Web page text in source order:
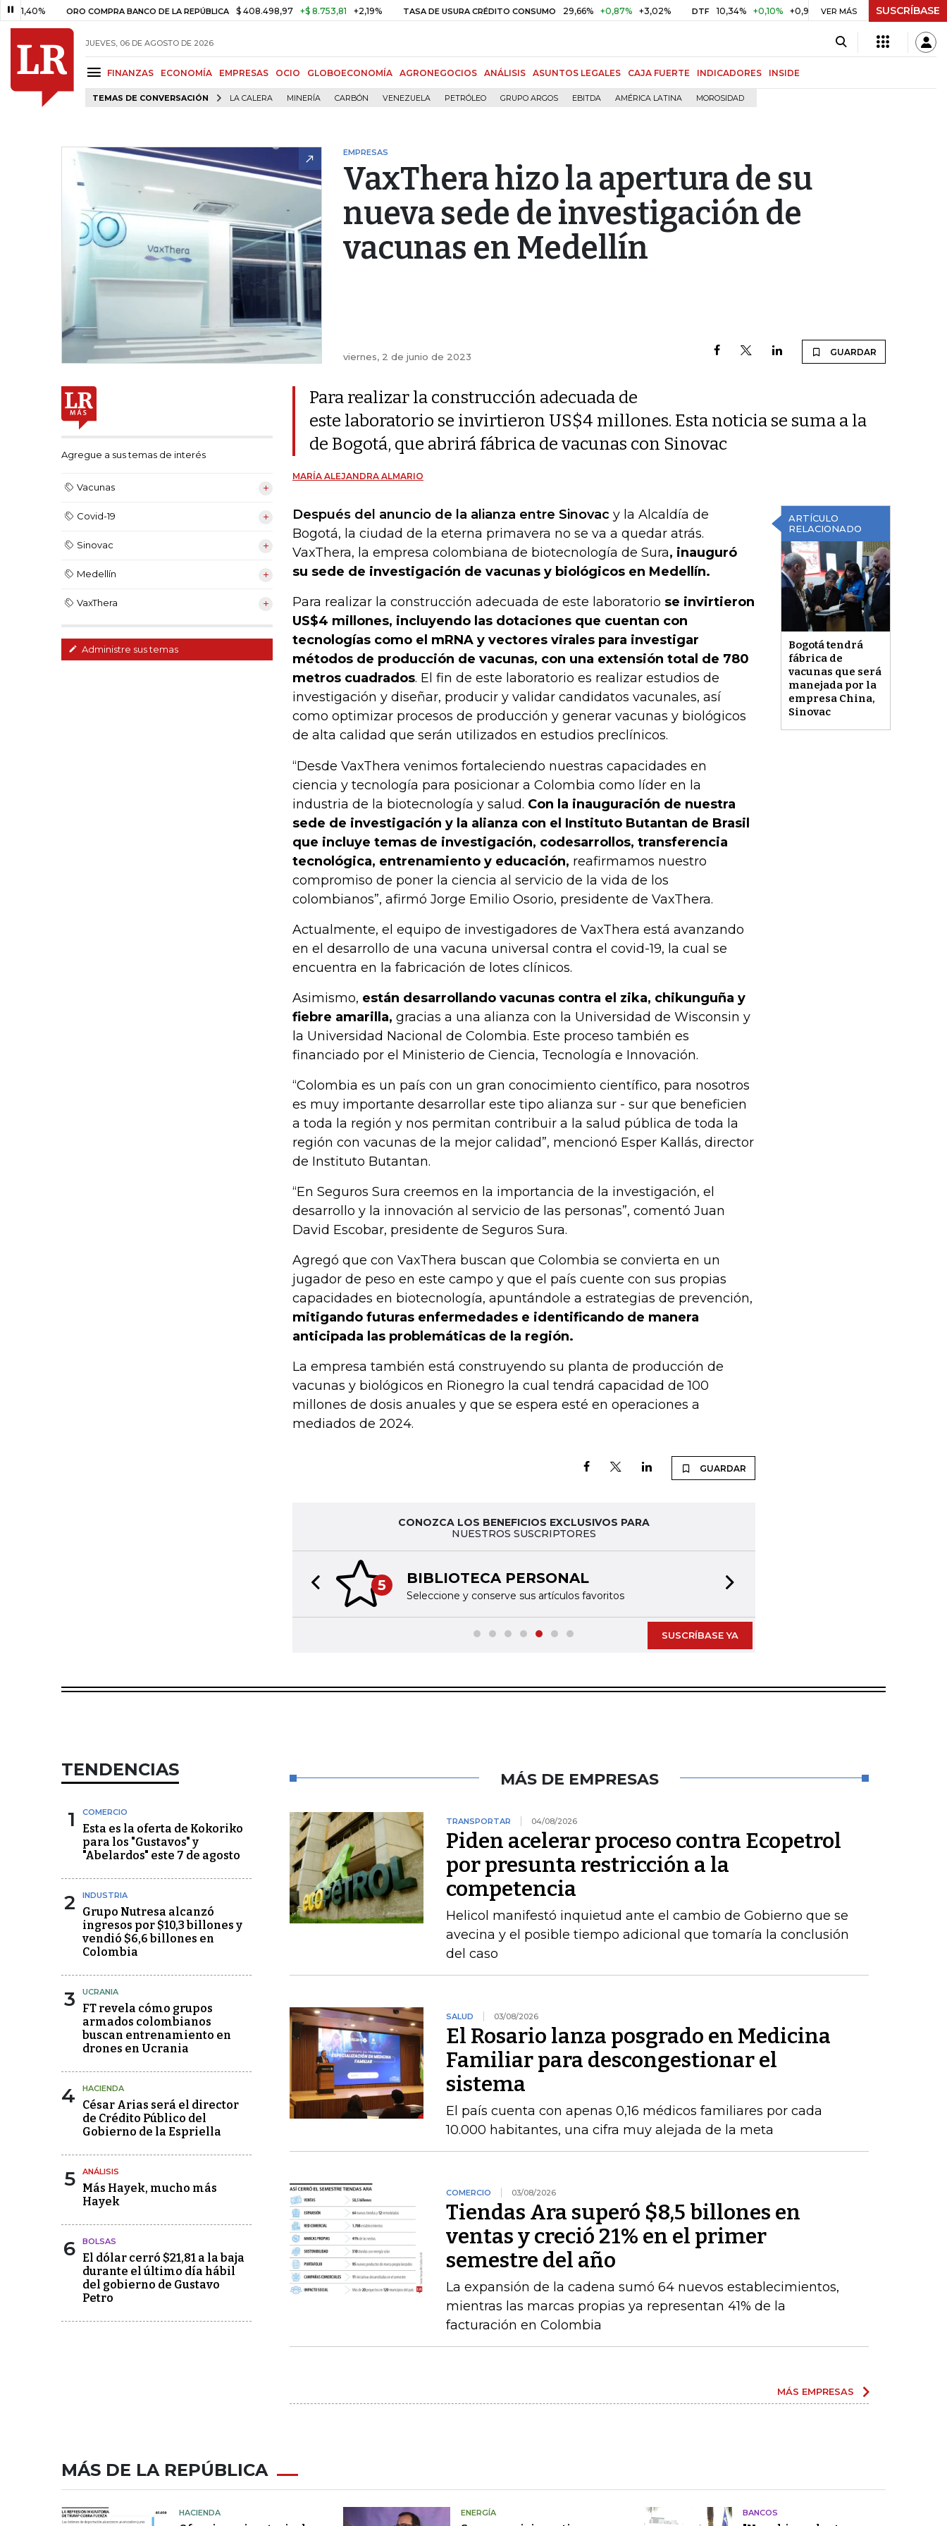
ORO COMPRA BANCO DE LA REPÚBLICA $ 408.498,97 +$ 8.753,81 +2,19% TASA DE USURA CRÉDITO CONSUMO 29,66% +0,87% +3,02% DTF 10,34% +0,10% +0,98% UVR $ 416,86 +$ 0,05 +0,01%
VER MÁS SUSCRÍBASE
JUEVES, 06 DE AGOSTO DE 2026
FINANZAS ECONOMÍA EMPRESAS OCIO GLOBOECONOMÍA AGRONEGOCIOS ANÁLISIS ASUNTOS LEGALES CAJA FUERTE INDICADORES INSIDE
TEMAS DE CONVERSACIÓN LA CALERA MINERÍA CARBÓN VENEZUELA PETRÓLEO GRUPO ARGOS EBITDA AMÉRICA LATINA MOROSIDAD
EMPRESAS
VaxThera hizo la apertura de su
nueva sede de investigación de
vacunas en Medellín
viernes, 2 de junio de 2023 GUARDAR
Agregue a sus temas de interés
Vacunas
Covid-19
Sinovac
Medellín
VaxThera
Administre sus temas
Para realizar la construcción adecuada de
este laboratorio se invirtieron US$4 millones. Esta noticia se suma a la
de Bogotá, que abrirá fábrica de vacunas con Sinovac
MARÍA ALEJANDRA ALMARIO
ARTÍCULO
RELACIONADO
Bogotá tendrá
fábrica de
vacunas que será
manejada por la
empresa China,
Sinovac
Después del anuncio de la alianza entre Sinovac y la Alcaldía de
Bogotá, la ciudad de la eterna primavera no se va a quedar atrás.
VaxThera, la empresa colombiana de biotecnología de Sura, inauguró
su sede de investigación de vacunas y biológicos en Medellín.
Para realizar la construcción adecuada de este laboratorio se invirtieron
US$4 millones, incluyendo las dotaciones que cuentan con
tecnologías como el mRNA y vectores virales para investigar
métodos de producción de vacunas, con una extensión total de 780
metros cuadrados. El fin de este laboratorio es realizar estudios de
investigación y diseñar, producir y validar candidatos vacunales, así
como optimizar procesos de producción y generar vacunas y biológicos
de alta calidad que serán utilizados en estudios preclínicos.
“Desde VaxThera venimos fortaleciendo nuestras capacidades en
ciencia y tecnología para posicionar a Colombia como líder en la
industria de la biotecnología y salud. Con la inauguración de nuestra
sede de investigación y la alianza con el Instituto Butantan de Brasil
que incluye temas de investigación, codesarrollos, transferencia
tecnológica, entrenamiento y educación, reafirmamos nuestro
compromiso de poner la ciencia al servicio de la vida de los
colombianos”, afirmó Jorge Emilio Osorio, presidente de VaxThera.
Actualmente, el equipo de investigadores de VaxThera está avanzando
en el desarrollo de una vacuna universal contra el covid-19, la cual se
encuentra en la fabricación de lotes clínicos.
Asimismo, están desarrollando vacunas contra el zika, chikunguña y
fiebre amarilla, gracias a una alianza con la Universidad de Wisconsin y
la Universidad Nacional de Colombia. Este proceso también es
financiado por el Ministerio de Ciencia, Tecnología e Innovación.
“Colombia es un país con un gran conocimiento científico, para nosotros
es muy importante desarrollar este tipo alianza sur - sur que beneficien
a toda la región y nos permitan contribuir a la salud pública de toda la
región con vacunas de la mejor calidad”, mencionó Esper Kallás, director
de Instituto Butantan.
“En Seguros Sura creemos en la importancia de la investigación, el
desarrollo y la innovación al servicio de las personas”, comentó Juan
David Escobar, presidente de Seguros Sura.
Agregó que con VaxThera buscan que Colombia se convierta en un
jugador de peso en este campo y que el país cuente con sus propias
capacidades en biotecnología, apuntándole a estrategias de prevención,
mitigando futuras enfermedades e identificando de manera
anticipada las problemáticas de la región.
La empresa también está construyendo su planta de producción de
vacunas y biológicos en Rionegro la cual tendrá capacidad de 100
millones de dosis anuales y que se espera esté en operaciones a
mediados de 2024.
GUARDAR
CONOZCA LOS BENEFICIOS EXCLUSIVOS PARA
NUESTROS SUSCRIPTORES
5 BIBLIOTECA PERSONAL
Seleccione y conserve sus artículos favoritos
Previous slide
SUSCRÍBASE YA
TENDENCIAS
1 COMERCIO
Esta es la oferta de Kokoriko
para los "Gustavos" y
"Abelardos" este 7 de agosto
2 INDUSTRIA
Grupo Nutresa alcanzó
ingresos por $10,3 billones y
vendió $6,6 billones en
Colombia
3 UCRANIA
FT revela cómo grupos
armados colombianos
buscan entrenamiento en
drones en Ucrania
4 HACIENDA
César Arias será el director
de Crédito Público del
Gobierno de la Espriella
5 ANÁLISIS
Más Hayek, mucho más
Hayek
6 BOLSAS
El dólar cerró $21,81 a la baja
durante el último día hábil
del gobierno de Gustavo
Petro
MÁS DE EMPRESAS
TRANSPORTAR 04/08/2026
Piden acelerar proceso contra Ecopetrol
por presunta restricción a la
competencia
Helicol manifestó inquietud ante el cambio de Gobierno que se
avecina y el posible tiempo adicional que tomaría la conclusión
del caso
SALUD 03/08/2026
El Rosario lanza posgrado en Medicina
Familiar para descongestionar el
sistema
El país cuenta con apenas 0,16 médicos familiares por cada
10.000 habitantes, una cifra muy alejada de la meta
COMERCIO 03/08/2026
Tiendas Ara superó $8,5 billones en
ventas y creció 21% en el primer
semestre del año
La expansión de la cadena sumó 64 nuevos establecimientos,
mientras las marcas propias ya representan 41% de la
facturación en Colombia
MÁS EMPRESAS
MÁS DE LA REPÚBLICA
HACIENDA ENERGÍA BANCOS